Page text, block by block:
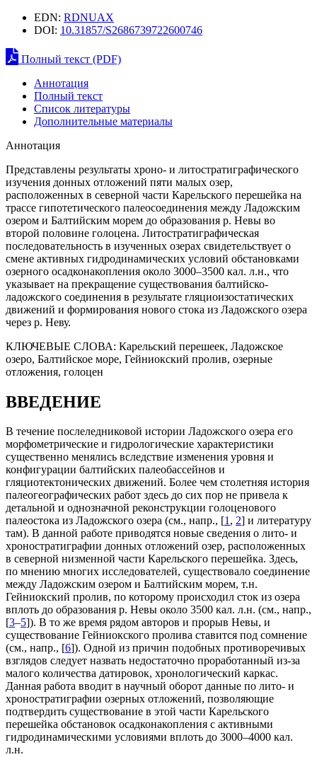
EDN: RDNUAX
DOI: 10.31857/S2686739722600746
Полный текст (PDF)
Аннотация
Полный текст
Список литературы
Дополнительные материалы
Аннотация
Представлены результаты хроно- и литостратиграфического
изучения донных отложений пяти малых озер,
расположенных в северной части Карельского перешейка на
трассе гипотетического палеосоединения между Ладожским
озером и Балтийским морем до образования р. Невы во
второй половине голоцена. Литостратиграфическая
последовательность в изученных озерах свидетельствует о
смене активных гидродинамических условий обстановками
озерного осадконакопления около 3000–3500 кал. л.н., что
указывает на прекращение существования балтийско-
ладожского соединения в результате гляциоизостатических
движений и формирования нового стока из Ладожского озера
через р. Неву.
КЛЮЧЕВЫЕ СЛОВА: Карельский перешеек, Ладожское
озеро, Балтийское море, Гейниокский пролив, озерные
отложения, голоцен
ВВЕДЕНИЕ
В течение послеледниковой истории Ладожского озера его
морфометрические и гидрологические характеристики
существенно менялись вследствие изменения уровня и
конфигурации балтийских палеобассейнов и
гляциотектонических движений. Более чем столетняя история
палеогеографических работ здесь до сих пор не привела к
детальной и однозначной реконструкции голоценового
палеостока из Ладожского озера (см., напр., [1, 2] и литературу
там). В данной работе приводятся новые сведения о лито- и
хроностратиграфии донных отложений озер, расположенных
в северной низменной части Карельского перешейка. Здесь,
по мнению многих исследователей, существовало соединение
между Ладожским озером и Балтийским морем, т.н.
Гейниокский пролив, по которому происходил сток из озера
вплоть до образования р. Невы около 3500 кал. л.н. (см., напр.,
[3–5]). В то же время рядом авторов и прорыв Невы, и
существование Гейниокского пролива ставится под сомнение
(см., напр., [6]). Одной из причин подобных противоречивых
взглядов следует назвать недостаточно проработанный из-за
малого количества датировок, хронологический каркас.
Данная работа вводит в научный оборот данные по лито- и
хроностратиграфии озерных отложений, позволяющие
подтвердить существование в этой части Карельского
перешейка обстановок осадконакопления с активными
гидродинамическими условиями вплоть до 3000–4000 кал.
л.н.